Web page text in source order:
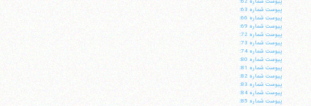
پيوست شماره 63:
پيوست شماره 66:
پيوست شماره 69:
پيوست شماره 72:
پيوست شماره 73:
پيوست شماره 74:
پيوست شماره 80:
پيوست شماره 81:
پيوست شماره 82:
پيوست شماره 83:
پيوست شماره 84:
پيوست شماره 85: